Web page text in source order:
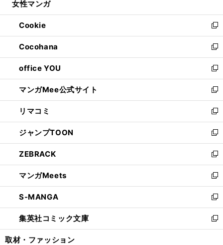
開
く
ウ
で
開
く
ン
ド
ウ
で
開
く
ウ
ィ
ン
ド
ウ
で
開
く
女性マンガ
Cookie
新
し
い
ウ
ィ
ン
ド
ウ
で
開
く
Cocohana
新
し
い
ウ
ィ
ン
ド
ウ
で
開
く
office YOU
新
し
い
ウ
ィ
ン
ド
ウ
で
開
く
マンガMee公式サイト
新
し
い
ウ
ィ
ン
ド
ウ
で
開
く
リマコミ
新
し
い
ウ
ィ
ン
ド
ウ
で
開
く
ジャンプTOON
新
し
い
ウ
ィ
ン
ド
ウ
で
開
ZEBRACK
新
し
い
ウ
ィ
ン
ド
ウ
マンガMeets
新
し
い
ウ
ィ
ン
S-MANGA
新
し
い
ウ
集英社コミック文庫
新
し
取材・ファッション